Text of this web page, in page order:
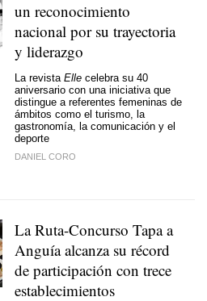
un reconocimiento
nacional por su trayectoria
y liderazgo
La revista Elle celebra su 40
aniversario con una iniciativa que
distingue a referentes femeninas de
ámbitos como el turismo, la
gastronomía, la comunicación y el
deporte
DANIEL CORO
La Ruta-Concurso Tapa a
Anguía alcanza su récord
de participación con trece
establecimientos